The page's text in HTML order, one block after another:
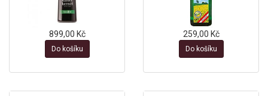
899,00 Kč
Do košíku
259,00 Kč
Do košíku